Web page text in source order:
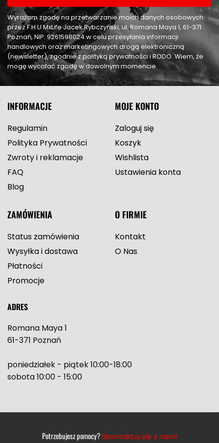
Wyrażam zgodę na przetwarzanie moich danych osobowych
przez F.H.U MxLife Jacek Rybczyński, ul. Romana Maya 1, 61-371
Poznań, NIP: 9261598024 w celu przesyłania informacji
handlowych oraz marketingowych drogą elektroniczną
(newsletter), zgodnie z polityką prywatności i RODO. Wiem, że
mogę wycofać zgodę w dowolnym momencie.
INFORMACJE
Regulamin
Polityka Prywatności
Zwroty i reklamacje
FAQ
Blog
MOJE KONTO
Zaloguj się
Koszyk
Wishlista
Ustawienia konta
ZAMÓWIENIA
Status zamówienia
Wysyłka i dostawa
Płatności
Promocje
O FIRMIE
Kontakt
O Nas
ADRES
Romana Maya 1
61-371 Poznań
poniedziałek - piątek 10:00-18:00
sobota 10:00 - 15:00
Potrzebujesz pomocy?Skontaktuj się z nami